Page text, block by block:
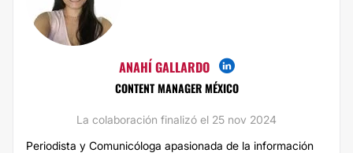
ANAHÍ GALLARDO
CONTENT MANAGER MÉXICO
La colaboración finalizó el 25 nov 2024
Periodista y Comunicóloga apasionada de la información